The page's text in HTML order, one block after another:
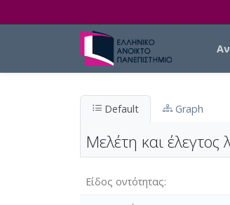
Default Graph
Μελέτη και
Είδος οντότητας